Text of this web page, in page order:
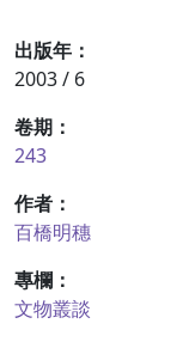
出版年：
2003 / 6
卷期：
243
作者：
百橋明穗
專欄：
文物叢談